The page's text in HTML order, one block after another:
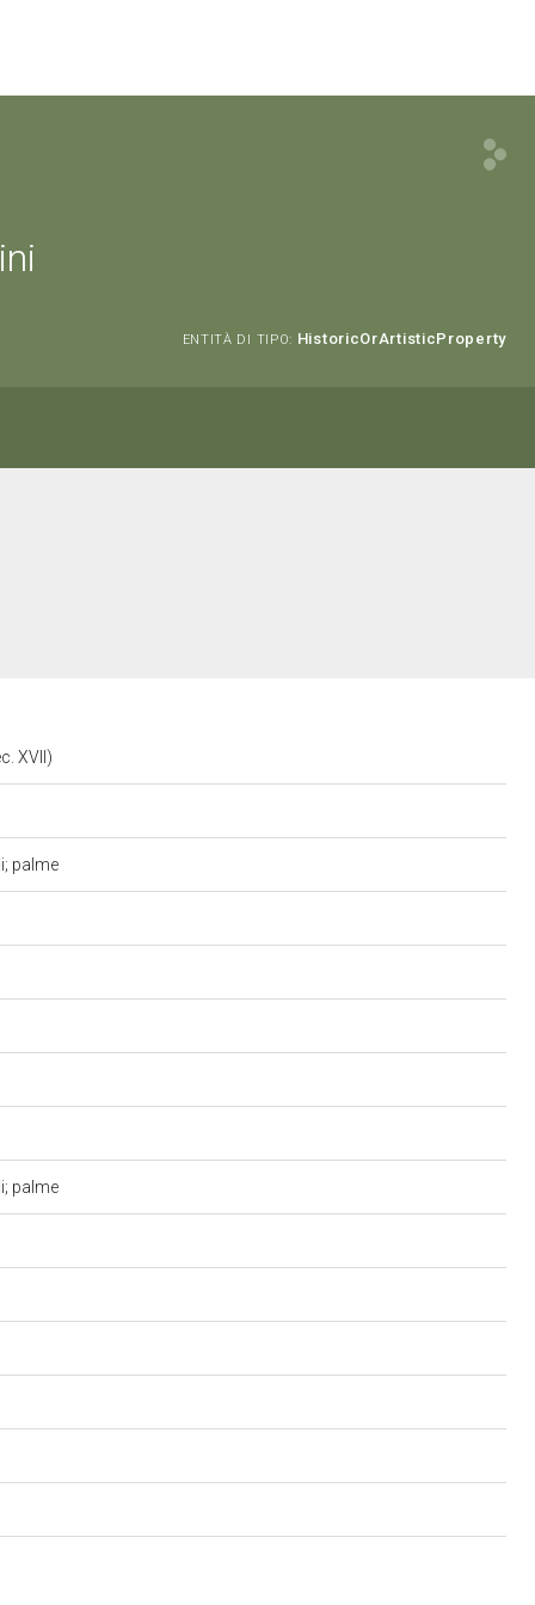
ENTITÀ DI TIPO: HistoricOrArtisticProperty
XVII)
palme
palme